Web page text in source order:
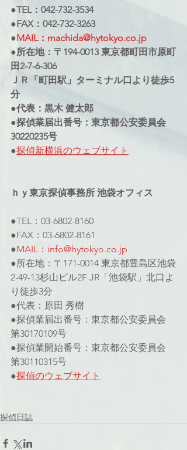
●TEL：042-732-3534
●FAX：042-732-3263
●MAIL：machida@hytokyo.co.jp
●所在地：〒194-0013 東京都町田市原町
田2-7-6-306
ＪＲ「町田駅」ターミナル口より徒歩5
分
●代表：黒木 健太郎
●探偵業届出番号：東京都公安委員会
30220235号
●探偵新横浜のウェブサイト
ｈｙ東京探偵事務所 池袋オフィス
●TEL：03-6802-8160
●FAX：03-6802-8161
●MAIL：info@hytokyo.co.jp
●所在地：〒171-0014 東京都豊島区池袋
2-49-13杉山ビル2F JR「池袋駅」北口よ
り徒歩3分
●代表：原田 秀樹
●探偵業届出番号：東京都公安委員会
第30170109号
●探偵業開始番号：東京都公安委員会
第30110315号
●探偵のウェブサイト
探偵日誌